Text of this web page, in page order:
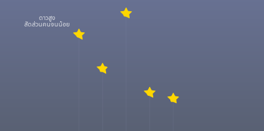
ดาวสูง
สัดส่วนคนจนน้อย